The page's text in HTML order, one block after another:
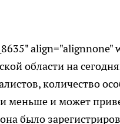
align="alignnone"
области на
количество
меньше и может
было